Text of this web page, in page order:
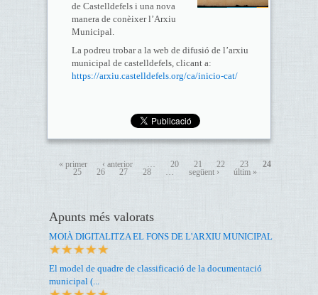
de Castelldefels i una nova
manera de conèixer l’Arxiu
Municipal.
La podreu trobar a la web de difusió de l’arxiu
municipal de castelldefels, clicant a:
https://arxiu.castelldefels.org/ca/inicio-cat/
« primer ‹ anterior … 20 21 22 23
24
25
26 27 28 … següent › últim »
Apunts més valorats
MOIÀ DIGITALITZA EL FONS DE L'ARXIU MUNICIPAL
El model de quadre de classificació de la documentació
municipal (...